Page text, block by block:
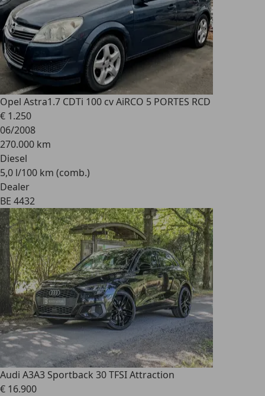
Opel Astra1.7 CDTi 100 cv AiRCO 5 PORTES RCD
€ 1.250
06/2008
270.000 km
Diesel
5,0 l/100 km (comb.)
Dealer
BE 4432
Audi A3A3 Sportback 30 TFSI Attraction
€ 16.900